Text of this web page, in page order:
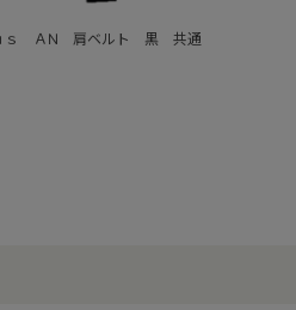
ｓ ＡN 肩ベルト 黒 共通